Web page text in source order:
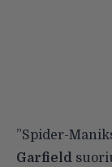
”Spider-
Garfield